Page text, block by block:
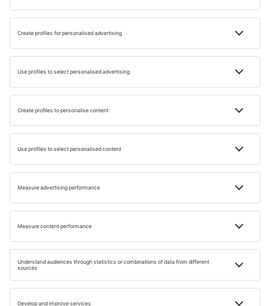
important să respecți codul moral și să fii discret în ceea ce
privește aspectul respectiv. Acest lucru implică și
apropierea fizică.
este considerată o infracțiune și se numără printre ce nu
trebuie să faci în Dubai. Evită să faci comentarii ofensive
sau să critici aceste aspecte sensibile pentru localnici.
Așadar, acum știi ce este interzis în Dubai, care este codul
vestimentar acceptat și ce obiective turistice nu trebuie
deloc să ratezi!
Vezi articolele noastre despre Dubai